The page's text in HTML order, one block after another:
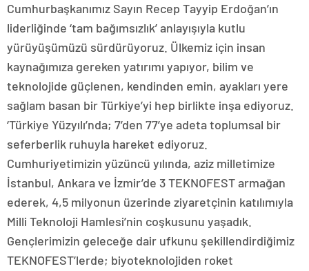
Cumhurbaşkanımız Sayın Recep Tayyip Erdoğan’ın
liderliğinde ‘tam bağımsızlık’ anlayışıyla kutlu
yürüyüşümüzü sürdürüyoruz. Ülkemiz için insan
kaynağımıza gereken yatırımı yapıyor, bilim ve
teknolojide güçlenen, kendinden emin, ayakları yere
sağlam basan bir Türkiye’yi hep birlikte inşa ediyoruz.
‘Türkiye Yüzyılı’nda; 7’den 77’ye adeta toplumsal bir
seferberlik ruhuyla hareket ediyoruz.
Cumhuriyetimizin yüzüncü yılında, aziz milletimize
İstanbul, Ankara ve İzmir’de 3 TEKNOFEST armağan
ederek, 4,5 milyonun üzerinde ziyaretçinin katılımıyla
Milli Teknoloji Hamlesi’nin coşkusunu yaşadık.
Gençlerimizin geleceğe dair ufkunu şekillendirdiğimiz
TEKNOFEST’lerde; biyoteknolojiden roket